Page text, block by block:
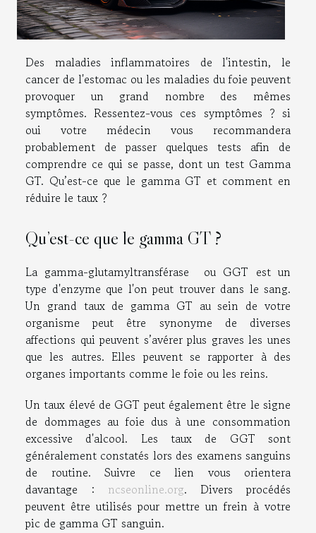
Des maladies inflammatoires de l'intestin, le
cancer de l'estomac ou les maladies du foie peuvent
provoquer un grand nombre des mêmes
symptômes. Ressentez-vous ces symptômes ? si
oui votre médecin vous recommandera
probablement de passer quelques tests afin de
comprendre ce qui se passe, dont un test Gamma
GT. Qu’est-ce que le gamma GT et comment en
réduire le taux ?
Qu’est-ce que le gamma GT ?
La gamma-glutamyltransférase ou GGT est un
type d'enzyme que l'on peut trouver dans le sang.
Un grand taux de gamma GT au sein de votre
organisme peut être synonyme de diverses
affections qui peuvent s’avérer plus graves les unes
que les autres. Elles peuvent se rapporter à des
organes importants comme le foie ou les reins.
Un taux élevé de GGT peut également être le signe
de dommages au foie dus à une consommation
excessive d'alcool. Les taux de GGT sont
généralement constatés lors des examens sanguins
de routine. Suivre ce lien vous orientera
davantage : ncseonline.org. Divers procédés
peuvent être utilisés pour mettre un frein à votre
pic de gamma GT sanguin.